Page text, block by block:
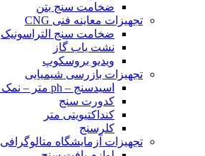
ضخامت سنج بتن
تجهیزات معاینه فنی CNG
ضخامت سنج التراسونیک
نشت یاب گاز
ویدیو بروسکوپ
تجهیزات بازرسی شیمیایی
اسیدسنج – ph متر – نمک سنج
کدورت سنج
کنداکتیویتی متر
کلرسنج
تجهیزات آزمایشگاه متالوگرافی